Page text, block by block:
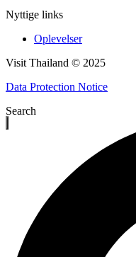
Nyttige links
Oplevelser
Visit Thailand © 2025
Data Protection Notice
Search